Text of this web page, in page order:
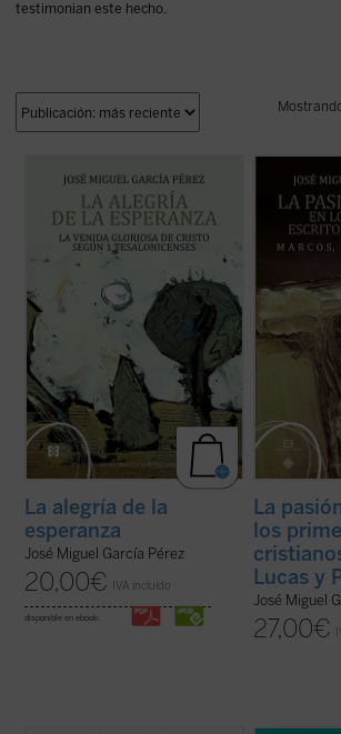
testimonian este hecho.
que devuelve a la palabra paulina su
tonalidad originaria, abierta a la plenitud
cristológica, y que constituye una
esperanza cristiana como fuente de alegría
(ver ficha)
La alegría de la
esperanza
José Miguel García Pérez
20,00€ IVA incluido
disponible en ebook:
Este libro estudia
lingüísticas de
Pasión narrada en
primitivos, Marcos
iluminarlas
substrato arameo
La
los
Lucas y
José Miguel
27,00€